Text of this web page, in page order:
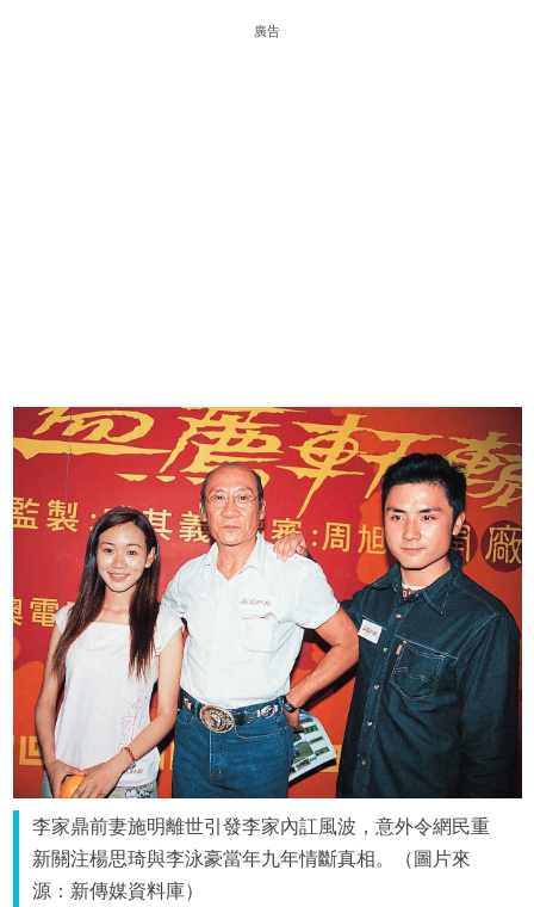
廣告
李家鼎前妻施明離世引發李家內訌風波，意外令網民重
新關注楊思琦與李泳豪當年九年情斷真相。（圖片來
源：新傳媒資料庫）